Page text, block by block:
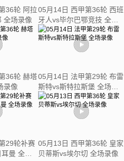
36轮 阿拉
全场录像
05月14日 西甲第36轮 西班
牙人vs毕尔巴鄂竞技 全场
录像
36轮 赫塔
录像
05月14日 法甲第29轮 布雷
斯特vs斯特拉斯堡 全场录
像
29轮补赛
曼 全场
05月13日 西甲第36轮 皇家
贝蒂斯vs埃尔切 全场录像